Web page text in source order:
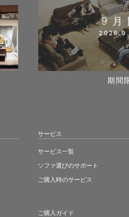
9
期間
サービス
サービス一覧
ソファ選びのサポート
ご購入時のサービス
ご購入ガイド